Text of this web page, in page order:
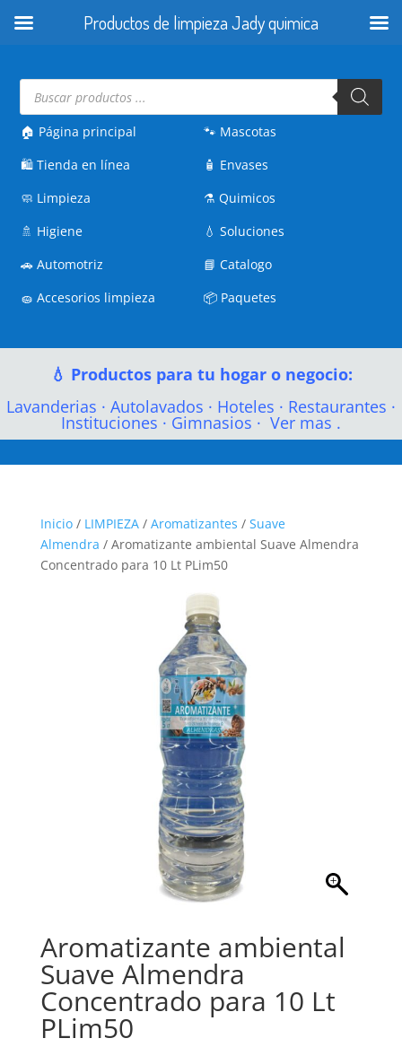
Búsqueda
productos
🏠 Página principal
🛍️Tienda en línea
🧼 Limpieza
🚿 Higiene
🚗Automotriz
🧽Accesorios limpieza
🐾 Mascotas
🧴 Envases
⚗️Quimicos
💧Soluciones
📘Catalogo
📦 Paquetes
💧 Productos para tu hogar o negocio:
Lavanderias · Autolavados · Hoteles · Restaurantes ·
Instituciones · Gimnasios · Ver mas .
Inicio/ LIMPIEZA/ Aromatizantes / Suave
Almendra / Aromatizante ambiental Suave Almendra
Concentrado para 10 Lt PLim50
Aromatizante ambiental
Suave Almendra
Concentrado para 10 Lt
PLim50
Productos de limpieza Jady quimica